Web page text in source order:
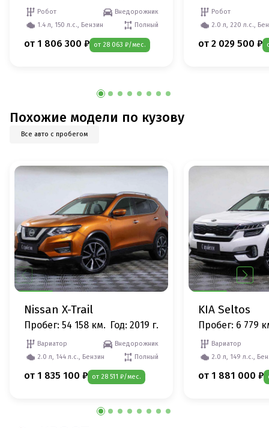
Робот
Внедорожник
1.4 л, 150 л.с., Бензин
Полный
от 1 806 300 ₽ от 28 063 ₽/мес.
Робот
2.0 л, 220 л.с.,
от 2 029 500 ₽
Похожие модели по кузову
Все авто с пробегом
Nissan X-Trail
Пробег: 54 158 км. Год: 2019 г.
Вариатор
Внедорожник
2.0 л, 144 л.с., Бензин
Полный
от 1 835 100 ₽ от 28 511 ₽/мес.
KIA Seltos
Пробег: 6 779
Вариатор
2.0 л, 149 л.с.,
от 1 881 000 ₽